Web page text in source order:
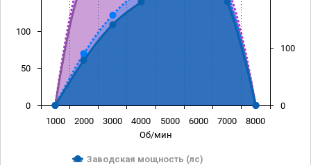
Об/мин
Заводская мощность (лс)
1000 2000 3000 4000 5000 6000 7000 8000
0
50
100
0
100